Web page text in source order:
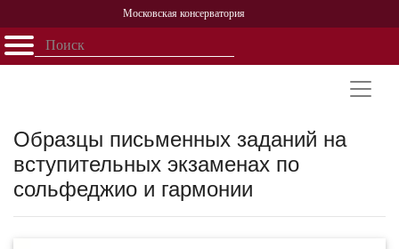
Московская консерватория
Открыть - закрыть
Персоналии
История
Образцы письменных заданий на
вступительных экзаменах по
сольфеджио и гармонии